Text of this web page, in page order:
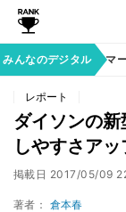
みんなのデジタル
族のデジタル スマ
レポート
ダイソンの
しやすさア
掲載日 2017/05/09
著者： 倉本春